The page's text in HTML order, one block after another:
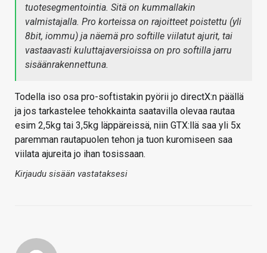
tuotesegmentointia. Sitä on kummallakin
valmistajalla. Pro korteissa on rajoitteet poistettu (yli
8bit, iommu) ja näemä pro softille viilatut ajurit, tai
vastaavasti kuluttajaversioissa on pro softilla jarru
sisäänrakennettuna.
Todella iso osa pro-softistakin pyörii jo directX:n päällä
ja jos tarkastelee tehokkainta saatavilla olevaa rautaa
esim 2,5kg tai 3,5kg läppäreissä, niin GTX:llä saa yli 5x
paremman rautapuolen tehon ja tuon kuromiseen saa
viilata ajureita jo ihan tosissaan.
Kirjaudu sisään vastataksesi